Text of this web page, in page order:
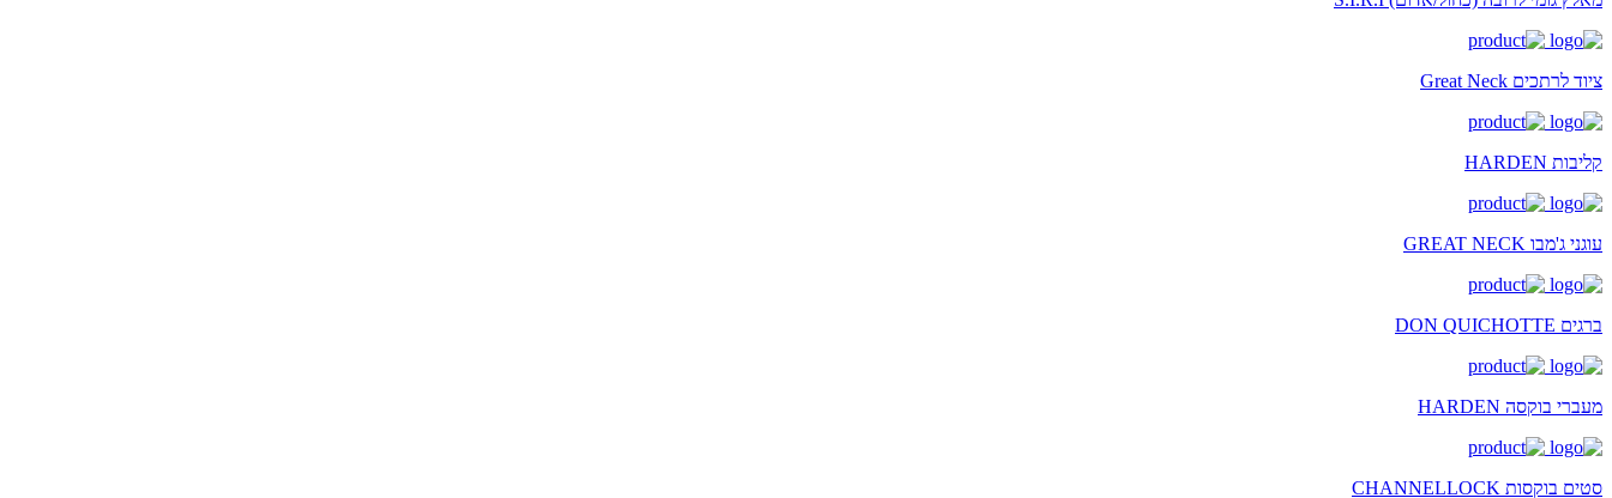
ציוד לרתכים Great Neck
קליבות HARDEN
עוגני ג'מבו GREAT NECK
ברגים DON QUICHOTTE
מעברי בוקסה HARDEN
סטים בוקסות CHANNELLOCK